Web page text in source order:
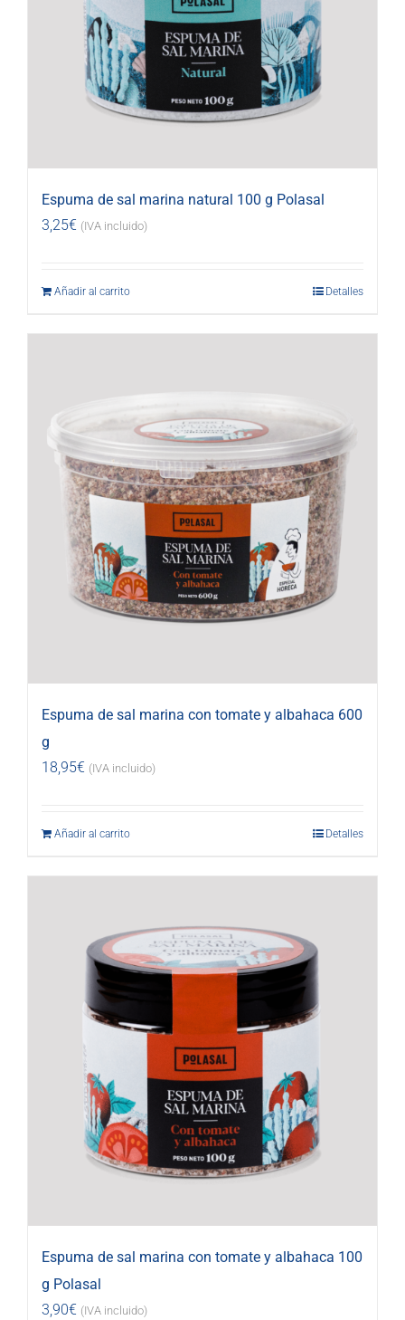
Espuma de sal marina natural 100 g Polasal
3,25€ (IVA incluido)
Añadir al carrito Detalles
Espuma de sal marina con tomate y albahaca 600
g
18,95€ (IVA incluido)
Añadir al carrito Detalles
Espuma de sal marina con tomate y albahaca 100
g Polasal
3,90€ (IVA incluido)